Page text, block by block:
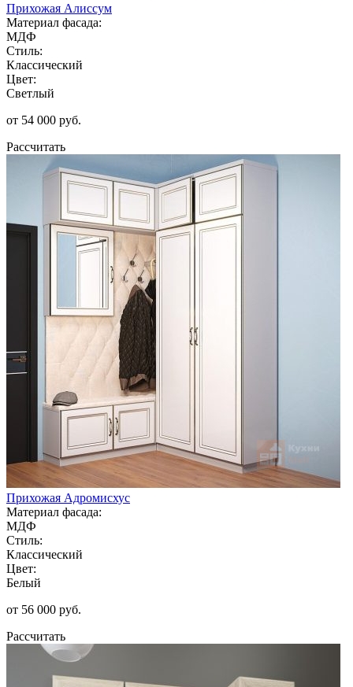
Прихожая Алиссум
Материал фасада:
МДФ
Стиль:
Классический
Цвет:
Светлый
от 54 000 руб.
Рассчитать
Прихожая Адромисхус
Материал фасада:
МДФ
Стиль:
Классический
Цвет:
Белый
от 56 000 руб.
Рассчитать